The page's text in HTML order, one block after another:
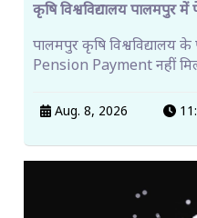
कृषि विश्वविद्यालय पालमपुर
पालमपुर कृषि विश्वविद्यालय
Pension Payment नहीं
Aug. 8, 2026